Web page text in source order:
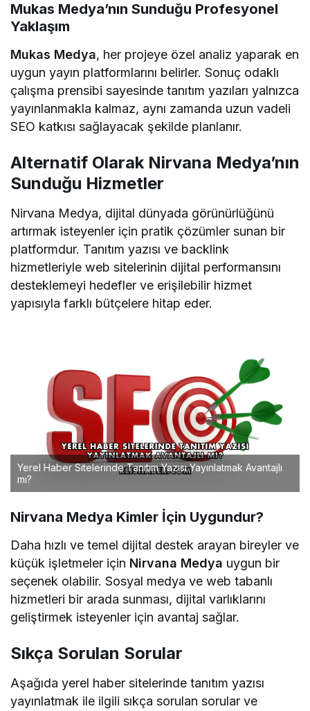
Mukas Medya’nın Sunduğu Profesyonel
Yaklaşım
Mukas Medya, her projeye özel analiz yaparak en
uygun yayın platformlarını belirler. Sonuç odaklı
çalışma prensibi sayesinde tanıtım yazıları yalnızca
yayınlanmakla kalmaz, aynı zamanda uzun vadeli
SEO katkısı sağlayacak şekilde planlanır.
Alternatif Olarak Nirvana Medya’nın
Sunduğu Hizmetler
Nirvana Medya, dijital dünyada görünürlüğünü
artırmak isteyenler için pratik çözümler sunan bir
platformdur. Tanıtım yazısı ve backlink
hizmetleriyle web sitelerinin dijital performansını
desteklemeyi hedefler ve erişilebilir hizmet
yapısıyla farklı bütçelere hitap eder.
Yerel Haber Sitelerinde Tanıtım Yazısı Yayınlatmak Avantajlı
mı?
Nirvana Medya Kimler İçin Uygundur?
Daha hızlı ve temel dijital destek arayan bireyler ve
küçük işletmeler için Nirvana Medya uygun bir
seçenek olabilir. Sosyal medya ve web tabanlı
hizmetleri bir arada sunması, dijital varlıklarını
geliştirmek isteyenler için avantaj sağlar.
Sıkça Sorulan Sorular
Aşağıda yerel haber sitelerinde tanıtım yazısı
yayınlatmak ile ilgili sıkça sorulan sorular ve